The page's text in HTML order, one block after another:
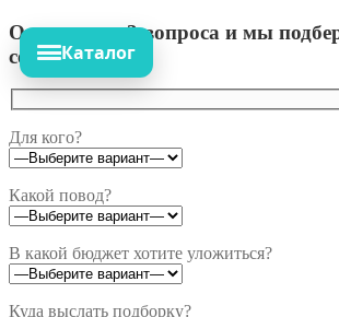
Ответьте на 3 вопроса и мы
сет!
Для кого?
Какой повод?
В какой бюджет хотите уложиться?
Куда выслать подборку?
Каталог